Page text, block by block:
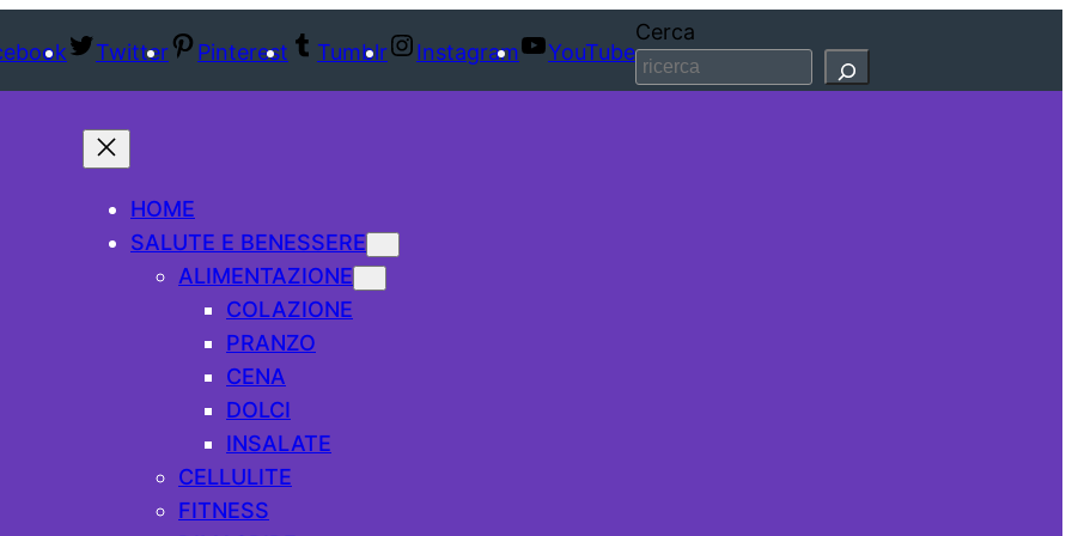
Twitter Pinterest Tumblr Instagram YouTube
Cerca
HOME
SALUTE E BENESSERE
ALIMENTAZIONE
COLAZIONE
PRANZO
CENA
DOLCI
INSALATE
CELLULITE
FITNESS